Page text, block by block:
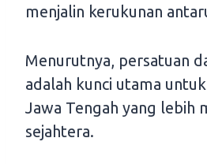
menjalin kerukunan
Menurutnya, persatuan
adalah kunci utama
Jawa Tengah yang lebih
sejahtera.